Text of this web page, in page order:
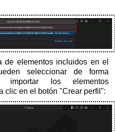
de elementos incluidos en el
seleccionar de forma
importar los elementos
clic en el botón "Crear perfil":